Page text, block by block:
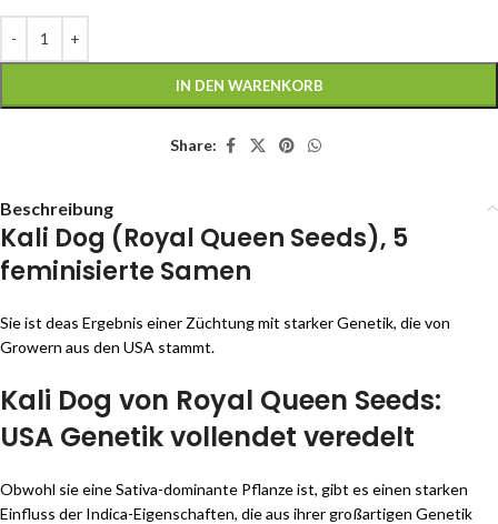
IN DEN WARENKORB
Share:
Beschreibung
Kali Dog (Royal Queen Seeds), 5
feminisierte Samen
Sie ist deas Ergebnis einer Züchtung mit starker Genetik, die von
Growern aus den USA stammt.
Kali Dog von Royal Queen Seeds:
USA Genetik vollendet veredelt
Obwohl sie eine Sativa-dominante Pflanze ist, gibt es einen starken
Einfluss der Indica-Eigenschaften, die aus ihrer großartigen Genetik